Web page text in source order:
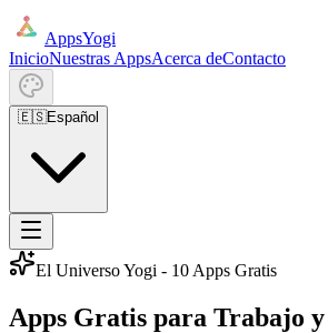
AppsYogi
InicioNuestras AppsAcerca deContacto
🇪🇸Español
El Universo Yogi - 10 Apps Gratis
Apps Gratis para Trabajo